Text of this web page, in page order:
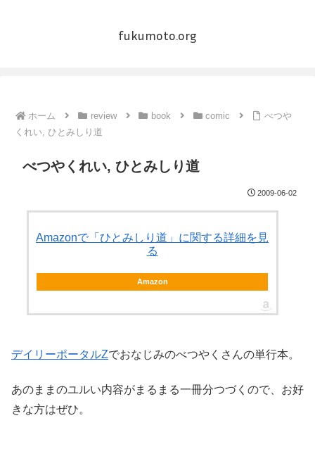
fukumoto.org
ホーム review book comic
べつや
くれい, ひとみしり道
べつやくれい, ひとみしり道
2009-06-02
Amazonで「ひとみしり道」に関する詳細を見
る
Amazon
デイリーポータルZでおなじみのべつやくさんの単行本。
あのままのユルい内容がまるまる一冊分つづくので、お好
きな方はぜひ。